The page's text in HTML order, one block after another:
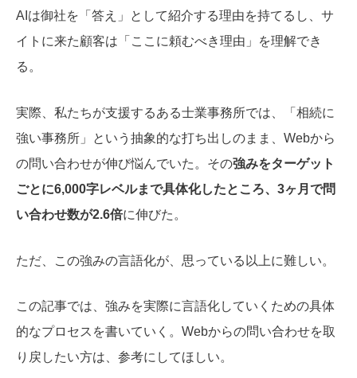
AIは御社を「答え」として紹介する理由を持てるし、サ
イトに来た顧客は「ここに頼むべき理由」を理解でき
る。
実際、私たちが支援するある士業事務所では、「相続に
強い事務所」という抽象的な打ち出しのまま、Webから
の問い合わせが伸び悩んでいた。その強みをターゲット
ごとに6,000字レベルまで具体化したところ、3ヶ月で問
い合わせ数が2.6倍に伸びた。
ただ、この強みの言語化が、思っている以上に難しい。
この記事では、強みを実際に言語化していくための具体
的なプロセスを書いていく。Webからの問い合わせを取
り戻したい方は、参考にしてほしい。